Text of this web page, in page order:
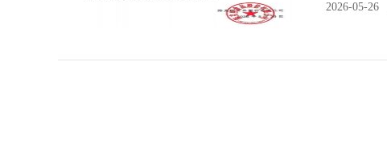
2026-05-26